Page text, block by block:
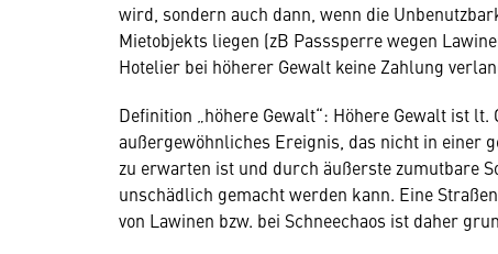
wird, sondern auch dann, wenn die
Mietobjekts liegen (zB Passsperre wegen
Hotelier bei höherer Gewalt keine Zahlung
Definition „höhere Gewalt“: Höhere Gewalt ist
außergewöhnliches Ereignis, das nicht in einer
zu erwarten ist und durch äußerste zumutbare
unschädlich gemacht werden kann. Eine
von Lawinen bzw. bei Schneechaos ist daher